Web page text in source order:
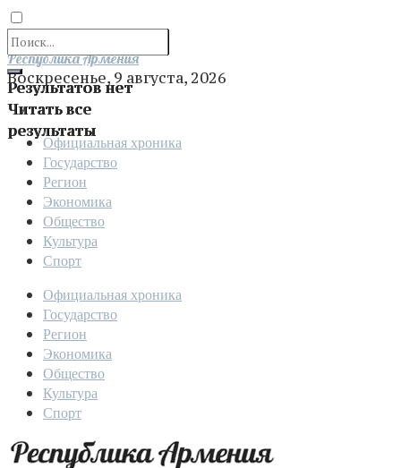
Результатов нет
Читать все
результаты
Отправить
Республика Армения
Воскресенье, 9 августа, 2026
Официальная хроника
Государство
Регион
Экономика
Общество
Культура
Спорт
Официальная хроника
Государство
Регион
Экономика
Общество
Культура
Спорт